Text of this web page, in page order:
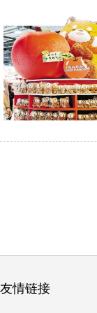
友情链接